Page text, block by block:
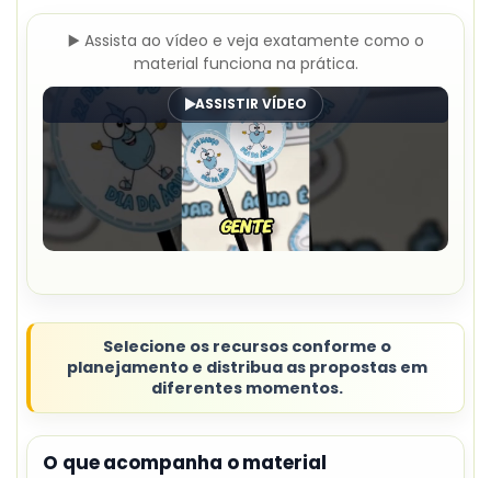
▶️ Assista ao vídeo e veja exatamente como o
material funciona na prática.
ASSISTIR VÍDEO
Selecione os recursos conforme o
planejamento e distribua as propostas em
diferentes momentos.
O que acompanha o material